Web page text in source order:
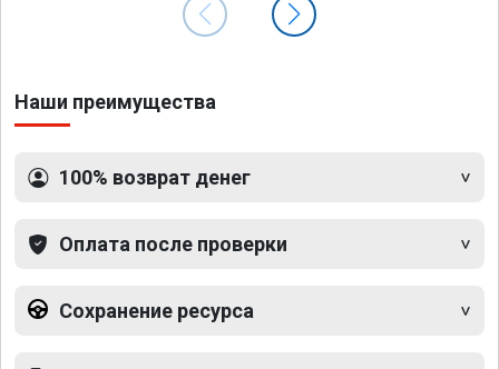
Наши преимущества
100% возврат денег
Оплата после проверки
Сохранение ресурса